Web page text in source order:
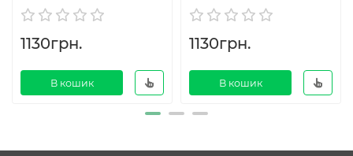
1130грн.
В кошик
1130грн.
В кошик